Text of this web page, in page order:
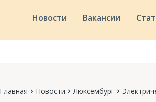
Новости Вакансии
Главная Новости Люксембург